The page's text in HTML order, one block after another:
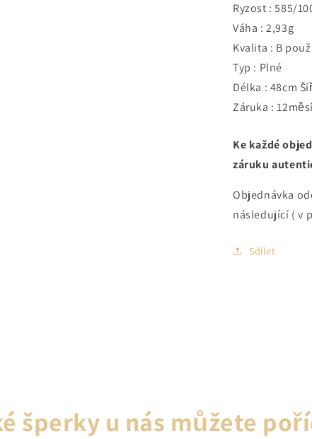
Ryzost : 585/
Váha : 2,93g
Kvalita : B
Typ : Plné
Délka : 48cm
Záruka :
Ke každé
záruku
Objednávka
následující ( v
Sdílet
šperky u nás můžete